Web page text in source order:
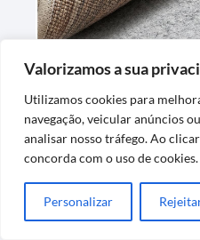
Valorizamos a sua
Utilizamos cookies para
navegação, veicular anúncios
analisar nosso tráfego. Ao
concorda com o uso de cookies.
Personalizar
Tapete de Feltro